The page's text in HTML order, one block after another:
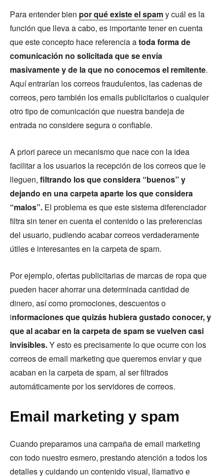
Para entender bien por qué existe el spamy cuál es la
función que lleva a cabo, es importante tener en cuenta
que este concepto hace referencia atoda forma de
comunicación no solicitada que se envía
masivamente y de la que no conocemos el remitente.
Aquí entrarían los correos fraudulentos, las cadenas de
correos, pero también los emails publicitarios o cualquier
otro tipo de comunicación que nuestra bandeja de
entrada no considere segura o confiable.
A priori parece un mecanismo que nace con la idea
facilitar a los usuarios la recepción de los correos que le
lleguen, filtrando los que considera “buenos” y
dejando en una carpeta aparte los que considera
“malos”. El problema es que este sistema diferenciador
filtra sin tener en cuenta el contenido o las preferencias
del usuario, pudiendo acabar correos verdaderamente
útiles e interesantes en la carpeta de spam.
Por ejemplo, ofertas publicitarias de marcas de ropa que
pueden hacer ahorrar una determinada cantidad de
dinero, así como promociones, descuentos o
informaciones que quizás hubiera gustado conocer, y
que al acabar en la carpeta de spam se vuelven casi
invisibles.Y esto es precisamente lo que ocurre con los
correos de email marketing que queremos enviar y que
acaban en la carpeta de spam, al ser filtrados
automáticamente por los servidores de correos.
Email marketing y spam
Cuando preparamos una campaña de email marketing
con todo nuestro esmero, prestando atención a todos los
detalles y cuidando un contenido visual, llamativo e